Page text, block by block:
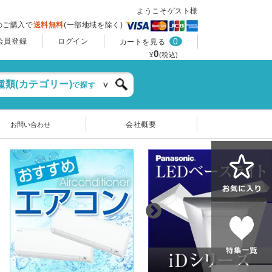
ようこそゲスト様
購入で送料無料(一部地域を除く)
員登録
ログイン カートを見る 0
¥0(税込)
類(カテゴリー)で探す
お問い合わせ 会社概要